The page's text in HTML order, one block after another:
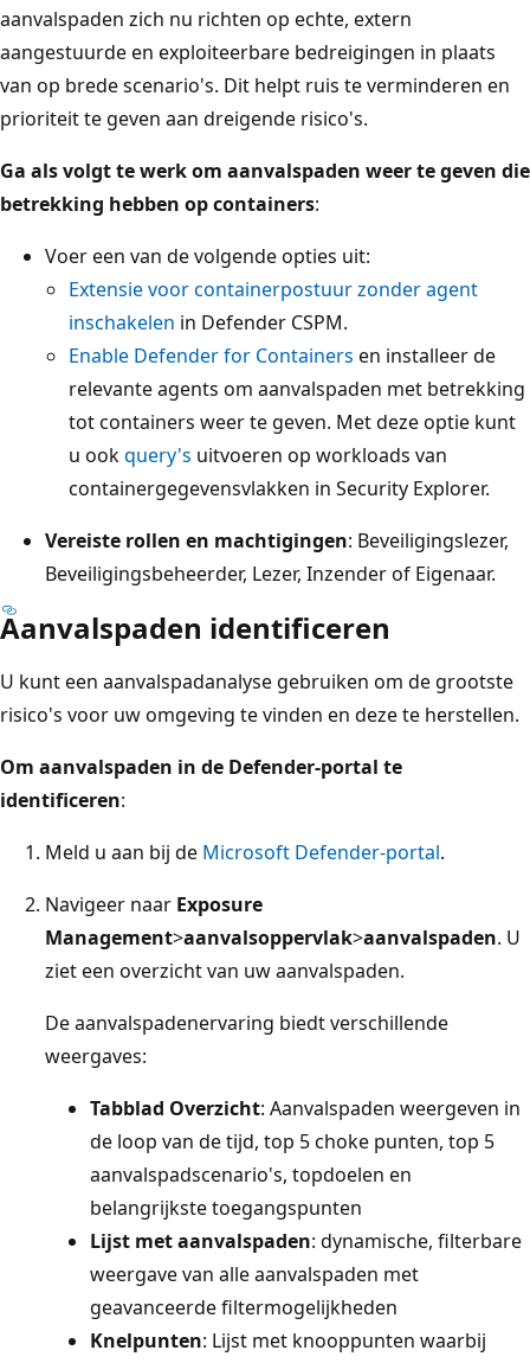
aanvalspaden zich nu richten op echte, extern
aangestuurde en exploiteerbare bedreigingen in plaats
van op brede scenario's. Dit helpt ruis te verminderen en
prioriteit te geven aan dreigende risico's.
Ga als volgt te werk om aanvalspaden weer te geven die
betrekking hebben op containers:
Voer een van de volgende opties uit:
Extensie voor containerpostuur zonder agent
inschakelen in Defender CSPM.
Enable Defender for Containers en installeer de
relevante agents om aanvalspaden met betrekking
tot containers weer te geven. Met deze optie kunt
u ookquery's uitvoeren op workloads van
containergegevensvlakken in Security Explorer.
Vereiste rollen en machtigingen: Beveiligingslezer,
Beveiligingsbeheerder, Lezer, Inzender of Eigenaar.
Aanvalspaden identificeren
U kunt een aanvalspadanalyse gebruiken om de grootste
risico's voor uw omgeving te vinden en deze te herstellen.
Om aanvalspaden in de Defender-portal te
identificeren:
Meld u aan bij de Microsoft Defender-portal.
Navigeer naar Exposure
Management>aanvalsoppervlak>aanvalspaden. U
ziet een overzicht van uw aanvalspaden.
De aanvalspadenervaring biedt verschillende
weergaves:
Tabblad Overzicht: Aanvalspaden weergeven in
de loop van de tijd, top 5 choke punten, top 5
aanvalspadscenario's, topdoelen en
belangrijkste toegangspunten
Lijst met aanvalspaden: dynamische, filterbare
weergave van alle aanvalspaden met
geavanceerde filtermogelijkheden
Knelpunten: Lijst met knooppunten waarbij